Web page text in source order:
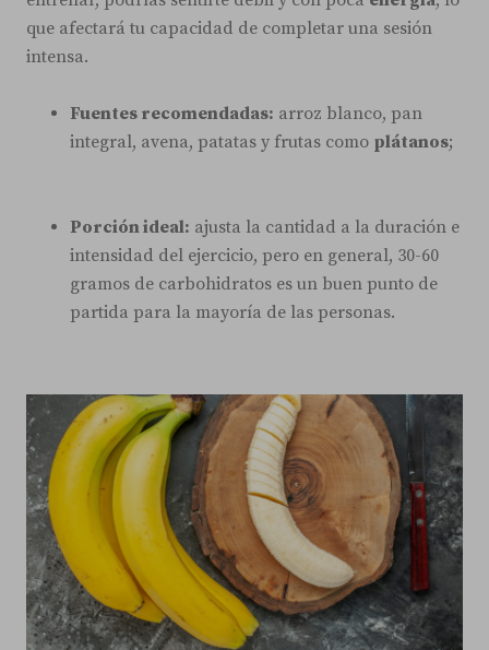
que afectará tu capacidad de completar una sesión
intensa.
Fuentes recomendadas: arroz blanco, pan
integral, avena, patatas y frutas como plátanos;
Porción ideal: ajusta la cantidad a la duración e
intensidad del ejercicio, pero en general, 30-60
gramos de carbohidratos es un buen punto de
partida para la mayoría de las personas.